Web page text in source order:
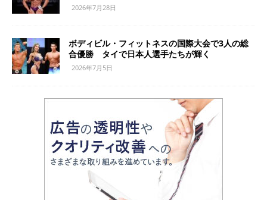
2026年7月28日
ボディビル・フィットネスの国際大会で3人の総
合優勝 タイで日本人選手たちが輝く
2026年7月5日